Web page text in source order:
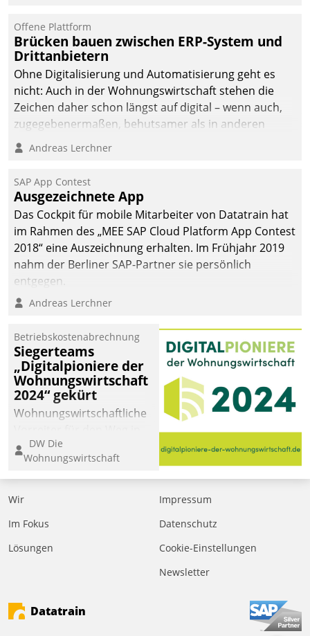
Offene Plattform
Brücken bauen zwischen ERP-System und
Drittanbietern
Ohne Digitalisierung und Automatisierung geht es
nicht: Auch in der Wohnungswirtschaft stehen die
Zeichen daher schon längst auf digital – wenn auch,
zugegebenermaßen, behutsamer als in anderen
Branchen.
Andreas Lerchner
SAP App Contest
Ausgezeichnete App
Das Cockpit für mobile Mitarbeiter von Datatrain hat
im Rahmen des „MEE SAP Cloud Platform App Contest
2018“ eine Auszeichnung erhalten. Im Frühjahr 2019
nahm der Berliner SAP-Partner sie persönlich
entgegen.
Andreas Lerchner
Betriebskostenabrechnung
Siegerteams
„Digitalpioniere der
Wohnungswirtschaft
2024“ gekürt
Wohnungswirtschaftliche
eine digitale Zukunft zu
finden, ist das Ziel des
Awards „Digitalpioniere
der
Bewerben können sich
dafür ein Team
DW Die
Wohnungswirtschaft
Wir
Im Fokus
Lösungen
Impressum
Datenschutz
Cookie-Einstellungen
Newsletter
Datatrain